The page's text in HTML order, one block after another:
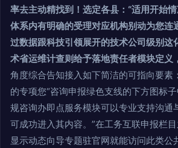
率去主动精找到！选定各县：“适用开始
体系内有明确的受理对应机构别动为您连
过数据跟科技引领展开的技术公司级别这
术省运维计查则给予落地责任者模块定义
角度综合告知接入如下简洁的可指向要素
的专项您“咨询申报绿色支线的下方图标
规咨询办即点服务模块可以专业支持沟通
可成功进入其内容。”在工务互联申报栏
显示动态向导专题驻官网就能访问此类公